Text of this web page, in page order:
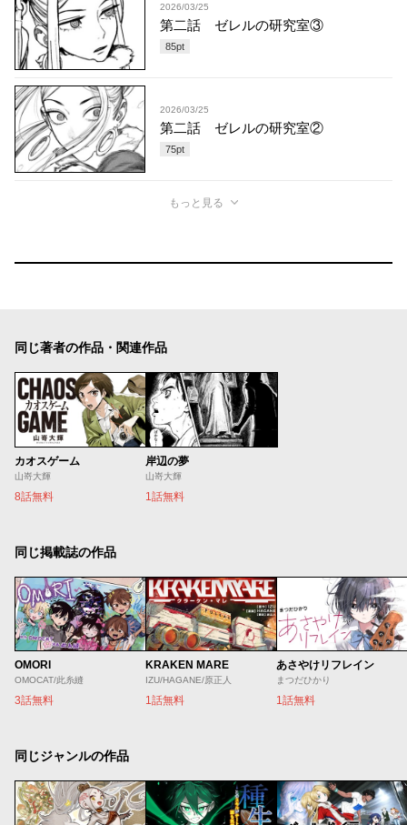
2026/03/25
第二話 ゼレルの研究室③
85pt
2026/03/25
第二話 ゼレルの研究室②
75pt
もっと見る
同じ著者の作品・関連作品
カオスゲーム
山嵜大輝
8話無料
岸辺の夢
山嵜大輝
1話無料
同じ掲載誌の作品
OMORI
OMOCAT/此糸縫
3話無料
KRAKEN MARE
IZU/HAGANE/原正人
1話無料
あさやけリフレイン
まつだひかり
1話無料
同じジャンルの作品